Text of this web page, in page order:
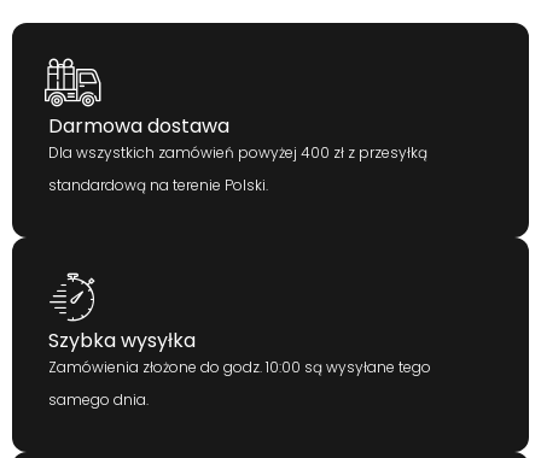
Darmowa dostawa
Dla wszystkich zamówień powyżej 400 zł z przesyłką
standardową na terenie Polski.
Szybka wysyłka
Zamówienia złożone do godz. 10:00 są wysyłane tego
samego dnia.